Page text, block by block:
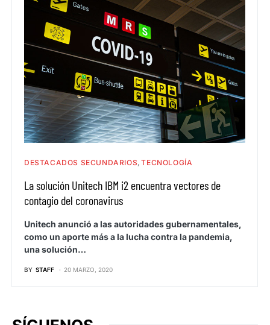
DESTACADOS SECUNDARIOS TECNOLOGÍA
La solución Unitech IBM i2 encuentra vectores de
contagio del coronavirus
Unitech anunció a las autoridades gubernamentales,
como un aporte más a la lucha contra la pandemia,
una solución…
BY STAFF 20 MARZO, 2020